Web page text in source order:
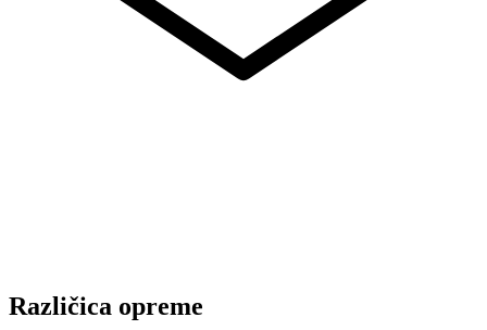
Različica opreme